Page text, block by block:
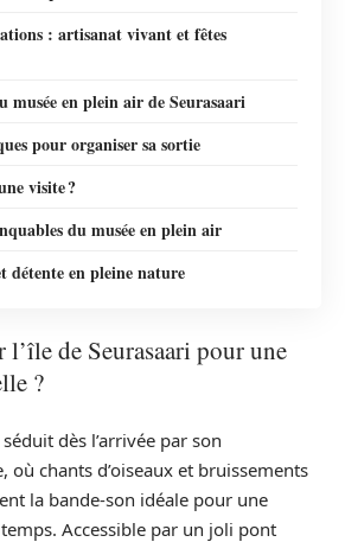
: artisanat vivant et fêtes
musée en plein air de Seurasaari
pour organiser sa sortie
visite ?
du musée en plein air
détente en pleine nature
de Seurasaari pour une
?
séduit dès l’arrivée par son
où chants d’oiseaux et bruissements
la bande-son idéale pour une
Accessible par un joli pont